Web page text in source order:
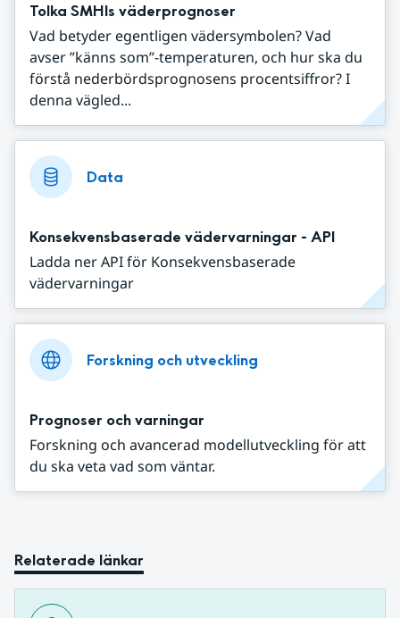
Tolka SMHIs väderprognoser
Vad betyder egentligen vädersymbolen? Vad
avser ”känns som”-temperaturen, och hur ska du
förstå nederbördsprognosens procentsiffror? I
denna vägled...
Data
Konsekvensbaserade vädervarningar - API
Ladda ner API för Konsekvensbaserade
vädervarningar
Forskning och utveckling
Prognoser och varningar
Forskning och avancerad modellutveckling för att
du ska veta vad som väntar.
Relaterade länkar